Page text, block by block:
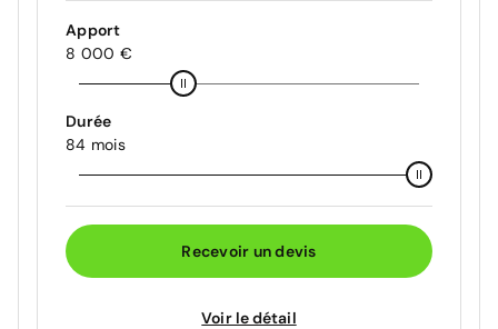
Apport
8 000 €
Durée
84 mois
Recevoir un devis
Voir le détail